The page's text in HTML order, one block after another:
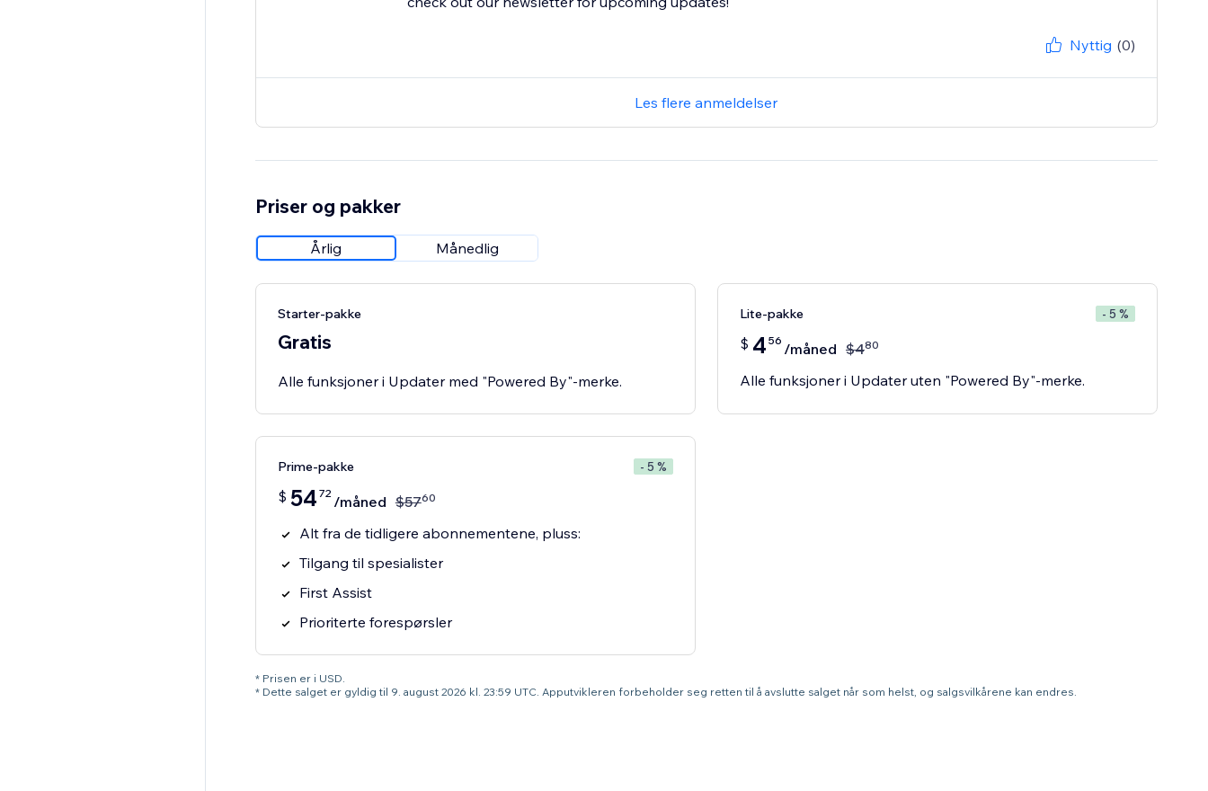
Nyttig (0)
Les flere anmeldelser
Priser og pakker
Årlig Månedlig
Starter-pakke
Gratis
Alle funksjoner i Updater med "Powered By"-merke.
Lite-pakke - 5 %
$ 4 56 /måned $480
Alle funksjoner i Updater uten "Powered By"-merke.
Prime-pakke - 5 %
$ 54 72 /måned $5760
Alt fra de tidligere abonnementene, pluss:
Tilgang til spesialister
First Assist
Prioriterte forespørsler
* Prisen er i USD.
* Dette salget er gyldig til 9. august 2026 kl. 23:59 UTC. Apputvikleren forbeholder seg retten til å avslutte salget når som helst, og salgsvilkårene kan endres.